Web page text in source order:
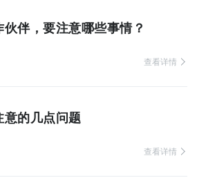
伴，要注意哪些事情？
查看详情
意的几点问题
查看详情